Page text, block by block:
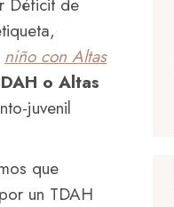
Déficit de
niño con Altas
o Altas
juvenil
que
un TDAH